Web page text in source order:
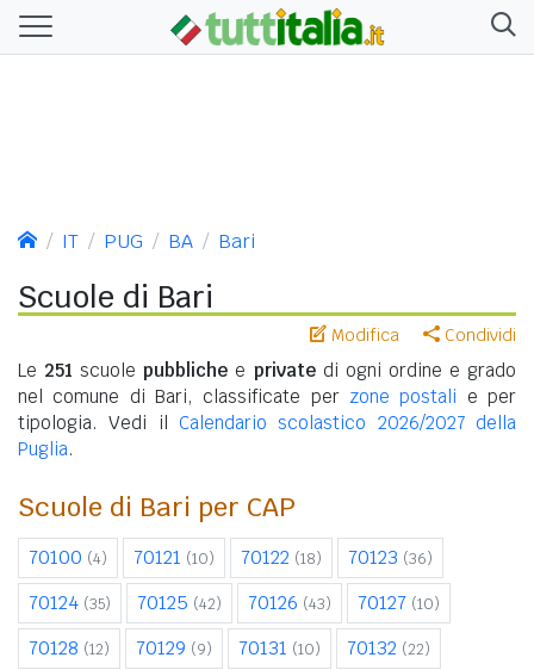
IT PUG BA Bari
Scuole di Bari
Modifica Condividi
Le 251 scuolepubbliche e privatedi ogni ordine e grado
nel comune di Bari, classificate per zone postali e per
tipologia. Vedi il Calendario scolastico 2026/2027 della
Puglia.
Scuole di Bari per CAP
70100 (4) 70121 (10) 70122 (18) 70123 (36)
70124 (35) 70125 (42) 70126 (43) 70127 (10)
70128 (12) 70129 (9) 70131 (10) 70132 (22)